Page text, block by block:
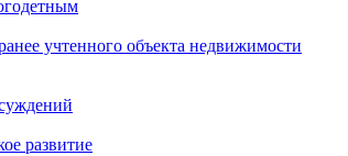
учтенного объекта недвижимости
развитие